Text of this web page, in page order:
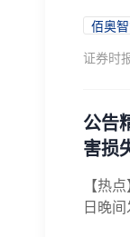
佰奥
证券时
公告
害损
【热
日晚